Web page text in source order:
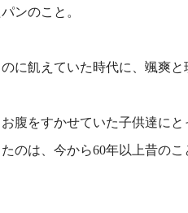
ンのこと。
に飢えていた時代に、颯爽と
腹をすかせていた子供達にと
のは、今から60年以上昔のこ